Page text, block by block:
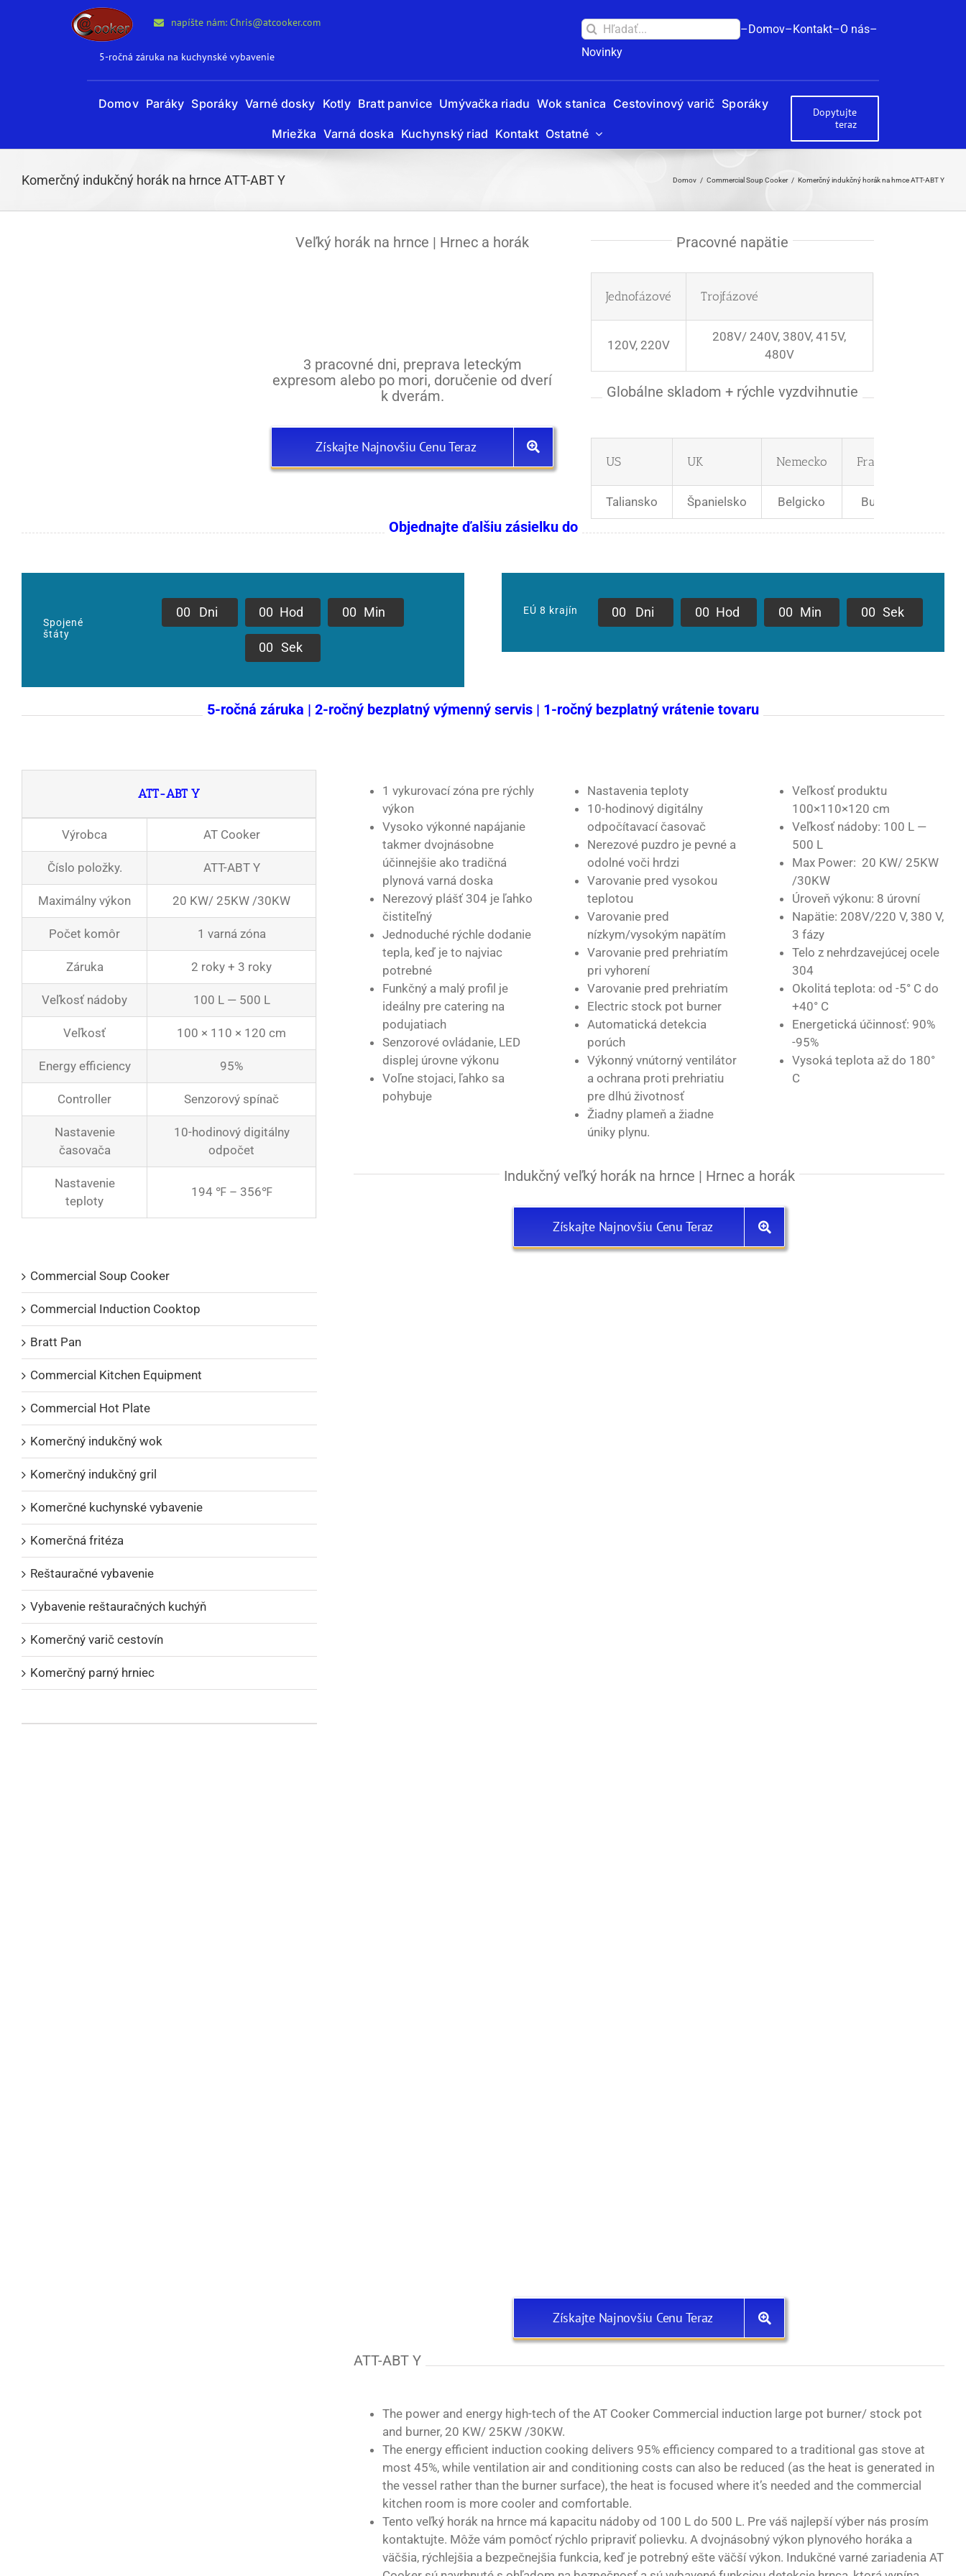
napíšte nám: Chris@atcooker.com
5-ročná záruka na kuchynské vybavenie
Hľadať: –Domov–Kontakt–O nás–
Novinky
Domov Paráky Sporáky Varné dosky Kotly Bratt panvice Umývačka riadu Wok stanica Cestovinový varič Sporáky
Mriežka Varná doska Kuchynský riad Kontakt Ostatné
Dopytujte
teraz
Komerčný indukčný horák na hrnce ATT-ABT Y Domov Commercial Soup Cooker Komerčný indukčný horák na hrnce ATT-ABT Y
Veľký horák na hrnce | Hrnec a horák
3 pracovné dni, preprava leteckým
expresom alebo po mori, doručenie od dverí
k dverám.
Získajte Najnovšiu Cenu Teraz
Pracovné napätie
Jednofázové Trojfázové
120V, 220V
208V/ 240V, 380V, 415V,
480V
Globálne skladom + rýchle vyzdvihnutie
US UK Nemecko Francúzsko
Taliansko Španielsko Belgicko Bulharsko
Objednajte ďalšiu zásielku do
Spojené
štáty
00 Dni 00 Hod 00 Min
00 Sek
EÚ 8 krajín 00 Dni 00 Hod 00 Min 00 Sek
5-ročná záruka | 2-ročný bezplatný výmenný servis | 1-ročný bezplatný vrátenie tovaru
ATT-ABT Y
Výrobca AT Cooker
Číslo položky. ATT-ABT Y
Maximálny výkon 20 KW/ 25KW /30KW
Počet komôr 1 varná zóna
Záruka 2 roky + 3 roky
Veľkosť nádoby 100 L — 500 L
Veľkosť 100 × 110 × 120 cm
Energy efficiency 95%
Controller Senzorový spínač
Nastavenie
časovača
10-hodinový digitálny
odpočet
Nastavenie
teploty
194 ℉ – 356℉
Commercial Soup Cooker
Commercial Induction Cooktop
Bratt Pan
Commercial Kitchen Equipment
Commercial Hot Plate
Komerčný indukčný wok
Komerčný indukčný gril
Komerčné kuchynské vybavenie
Komerčná fritéza
Reštauračné vybavenie
Vybavenie reštauračných kuchýň
Komerčný varič cestovín
Komerčný parný hrniec
1 vykurovací zóna pre rýchly
výkon
Vysoko výkonné napájanie
takmer dvojnásobne
účinnejšie ako tradičná
plynová varná doska
Nerezový plášť 304 je ľahko
čistiteľný
Jednoduché rýchle dodanie
tepla, keď je to najviac
potrebné
Funkčný a malý profil je
ideálny pre catering na
podujatiach
Senzorové ovládanie, LED
displej úrovne výkonu
Voľne stojaci, ľahko sa
pohybuje
Nastavenia teploty
10-hodinový digitálny
odpočítavací časovač
Nerezové puzdro je pevné a
odolné voči hrdzi
Varovanie pred vysokou
teplotou
Varovanie pred
nízkym/vysokým napätím
Varovanie pred prehriatím
pri vyhorení
Varovanie pred prehriatím
Electric stock pot burner
Automatická detekcia
porúch
Výkonný vnútorný ventilátor
a ochrana proti prehriatiu
pre dlhú životnosť
Žiadny plameň a žiadne
úniky plynu.
Veľkosť produktu
100×110×120 cm
Veľkosť nádoby: 100 L —
500 L
Max Power: 20 KW/ 25KW
/30KW
Úroveň výkonu: 8 úrovní
Napätie: 208V/220 V, 380 V,
3 fázy
Telo z nehrdzavejúcej ocele
304
Okolitá teplota: od -5° C do
+40° C
Energetická účinnosť: 90%
-95%
Vysoká teplota až do 180°
C
Indukčný veľký horák na hrnce | Hrnec a horák
Získajte Najnovšiu Cenu Teraz
Získajte Najnovšiu Cenu Teraz
ATT-ABT Y
The power and energy high-tech of the AT Cooker Commercial induction large pot burner/ stock pot
and burner, 20 KW/ 25KW /30KW.
The energy efficient induction cooking delivers 95% efficiency compared to a traditional gas stove at
most 45%, while ventilation air and conditioning costs can also be reduced (as the heat is generated in
the vessel rather than the burner surface), the heat is focused where it’s needed and the commercial
kitchen room is more cooler and comfortable.
Tento veľký horák na hrnce má kapacitu nádoby od 100 L do 500 L. Pre váš najlepší výber nás prosím
kontaktujte. Môže vám pomôcť rýchlo pripraviť polievku. A dvojnásobný výkon plynového horáka a
väčšia, rýchlejšia a bezpečnejšia funkcia, keď je potrebný ešte väčší výkon. Indukčné varné zariadenia AT